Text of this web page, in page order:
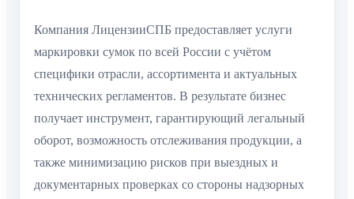
Компания ЛицензииСПБ предоставляет услуги
маркировки сумок по всей России с учётом
специфики отрасли, ассортимента и актуальных
технических регламентов. В результате бизнес
получает инструмент, гарантирующий легальный
оборот, возможность отслеживания продукции, а
также минимизацию рисков при выездных и
документарных проверках со стороны надзорных